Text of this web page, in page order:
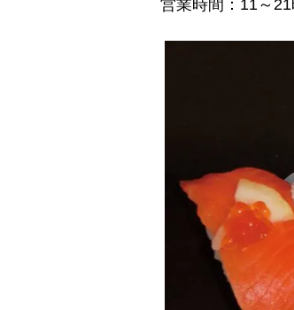
営業時間：11～